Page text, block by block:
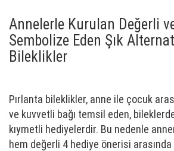
Annelerle Kurulan Değerli
Sembolize Eden Şık
Bileklikler
Pırlanta bileklikler, anne ile çocuk
ve kuvvetli bağı temsil eden,
kıymetli hediyelerdir. Bu nedenle
hem değerli 4 hediye önerisi